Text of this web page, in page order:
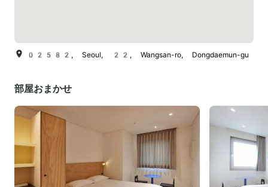
02582, Seoul, 22, Wangsan-ro, Dongdaemun-gu
部屋おまかせ